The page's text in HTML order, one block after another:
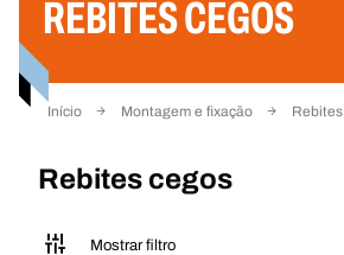
REBITES CEGOS
Início Montagem e fixação Rebites
Rebites cegos
Mostrar filtro
Filtro